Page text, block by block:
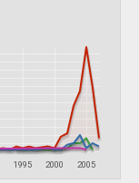
1995 2000 2005